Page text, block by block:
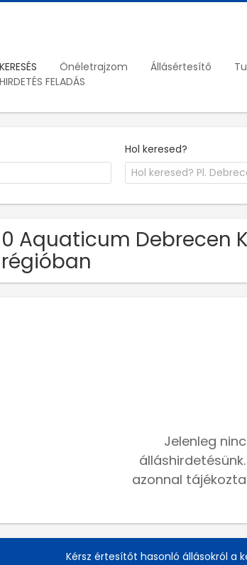
Önéletrajzom Állásértesítő
FELADÁS
Hol keresed?
0 Aquaticum Debrecen
régióban
Jelenleg
azonnal
Kérsz értesítőt hasonló állásokról a